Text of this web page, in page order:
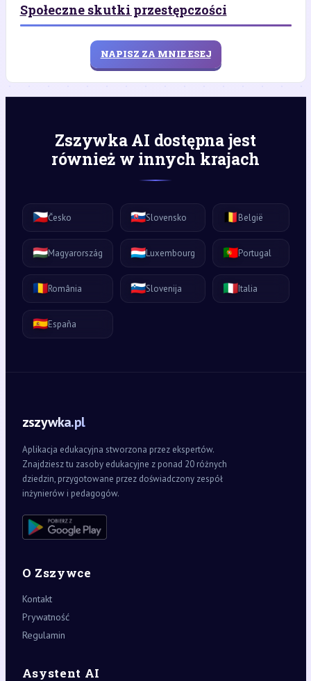
Społeczne skutki przestępczości
NAPISZ ZA MNIE ESEJ
Zszywka AI dostępna jest
również w innych krajach
🇨🇿Česko 🇸🇰Slovensko 🇧🇪België
🇭🇺Magyarország 🇱🇺Luxembourg 🇵🇹Portugal
🇷🇴România 🇸🇮Slovenija 🇮🇹Italia
🇪🇸España
zszywka.pl
Aplikacja edukacyjna stworzona przez ekspertów.
Znajdziesz tu zasoby edukacyjne z ponad 20 różnych
dziedzin, przygotowane przez doświadczony zespół
inżynierów i pedagogów.
O Zszywce
Kontakt
Prywatność
Regulamin
Asystent AI